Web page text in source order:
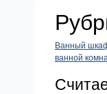
Ванный
ванной